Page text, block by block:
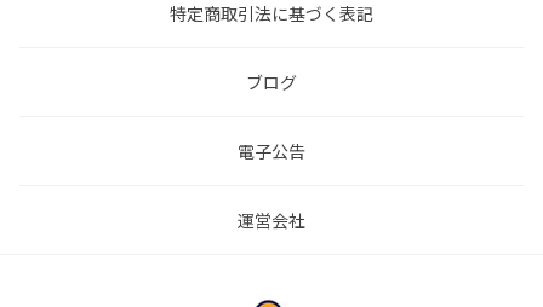
特定商取引法に基づく表記
ブログ
電子公告
運営会社